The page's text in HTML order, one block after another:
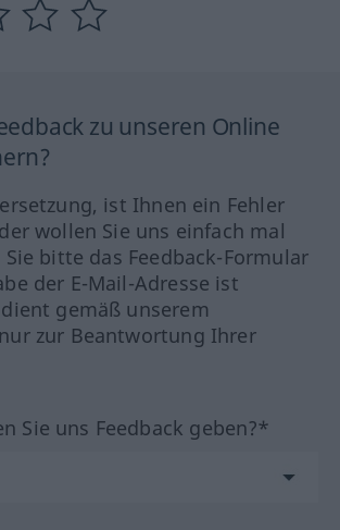
zu unseren Online
ist Ihnen ein Fehler
wollen Sie uns einfach mal
bitte das Feedback-Formular
der E-Mail-Adresse ist
gemäß unserem
zur Beantwortung Ihrer
Sie uns Feedback geben?*